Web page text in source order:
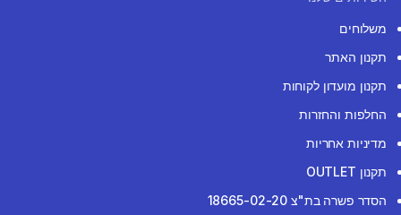
משלוחים
תקנון האתר
תקנון מועדון לקוחות
החלפות והחזרות
מדיניות אחריות
תקנון OUTLET
הסדר פשרה בת"צ 18665-02-20